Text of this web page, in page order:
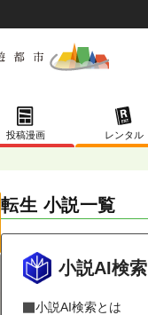
投稿漫画 レンタル
転生 小説一覧
小説AI検索
小説AI検索とは